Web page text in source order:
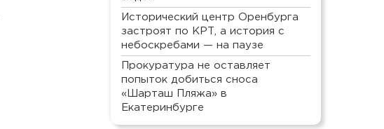
Исторический центр Оренбурга
застроят по КРТ, а история с
небоскребами — на паузе
Прокуратура не оставляет
попыток добиться сноса
«Шарташ Пляжа» в
Екатеринбурге